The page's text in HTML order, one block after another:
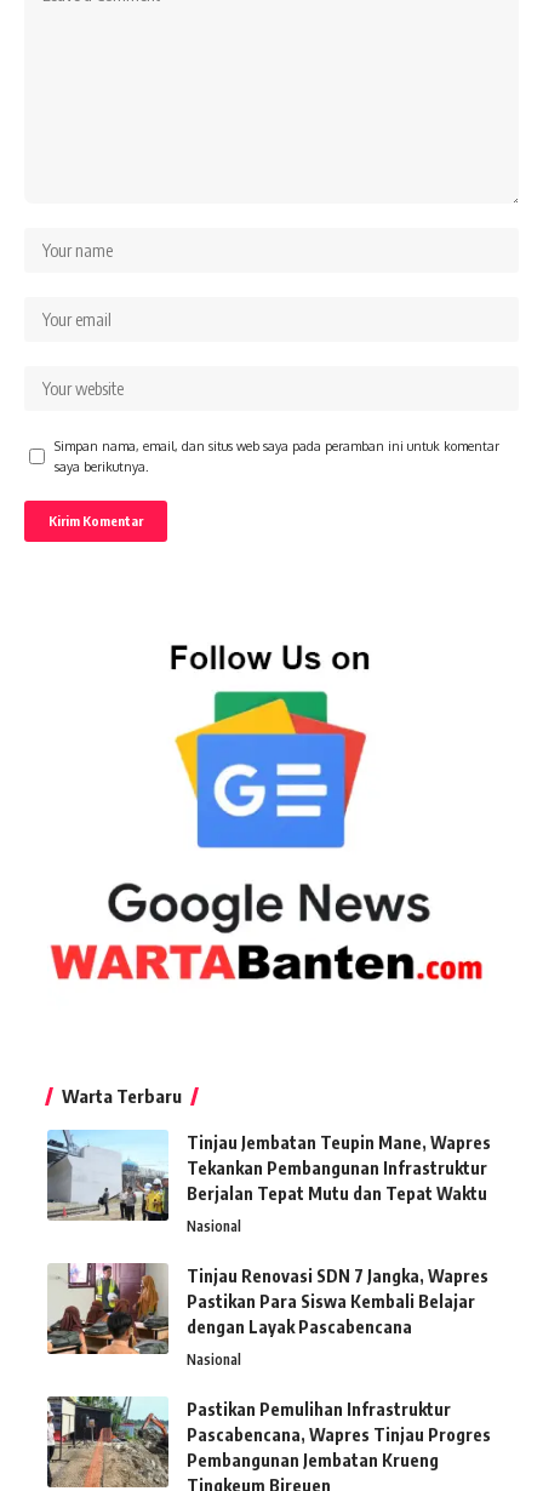
Simpan nama, email, dan situs web saya pada peramban ini untuk komentar
saya berikutnya.
Warta Terbaru
Tinjau Jembatan Teupin Mane, Wapres
Tekankan Pembangunan Infrastruktur
Berjalan Tepat Mutu dan Tepat Waktu
Nasional
Tinjau Renovasi SDN 7 Jangka, Wapres
Pastikan Para Siswa Kembali Belajar
dengan Layak Pascabencana
Nasional
Pastikan Pemulihan Infrastruktur
Pascabencana, Wapres Tinjau Progres
Pembangunan Jembatan Krueng
Tingkeum Bireuen